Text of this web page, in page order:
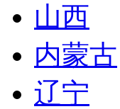
山西
内蒙古
辽宁